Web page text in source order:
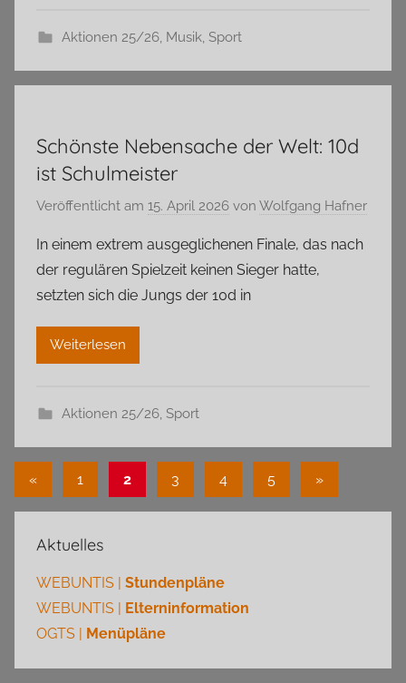
Aktionen 25/26, Musik, Sport
Schönste Nebensache der Welt: 10d
ist Schulmeister
Veröffentlicht am 15. April 2026 von Wolfgang Hafner
In einem extrem ausgeglichenen Finale, das nach
der regulären Spielzeit keinen Sieger hatte,
setzten sich die Jungs der 10d in
Weiterlesen
Aktionen 25/26, Sport
Seitennummerierung
der
Beiträge
«Vorherige
1 2 3 4 5
Nächste
»
Aktuelles
WEBUNTIS | Stundenpläne
WEBUNTIS | Elterninformation
OGTS | Menüpläne